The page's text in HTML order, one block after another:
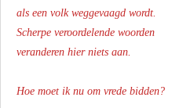
als een volk weggevaagd wordt.
Scherpe veroordelende woorden
veranderen hier niets aan.
Hoe moet ik nu om vrede bidden?